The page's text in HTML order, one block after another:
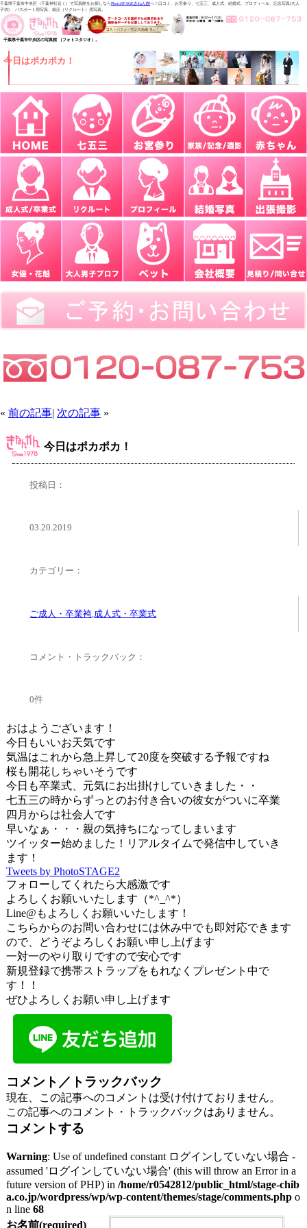
千葉県千葉市中央区（千葉神社近く）で写真館をお探しならPhotoSTAGEきねん館へ！口コミ、お宮参り、七五三、成人式、結婚式、プロフィール、記念写真(大人・
子供) 、パスポート用写真、就活（リクルート）用写真。
千葉県千葉市中央区の写真館 （フォトスタジオ）。
今日はポカポカ！
« 前の記事| 次の記事 »
今日はポカポカ！
投稿日：
03.20.2019
カテゴリー：
ご成人・卒業袴,成人式・卒業式
コメント・トラックバック：
0件
おはようございます！
今日もいいお天気です
気温はこれから急上昇して20度を突破する予報ですね
桜も開花しちゃいそうです
今日も卒業式、元気にお出掛けしていきました・・
七五三の時からずっとのお付き合いの彼女がついに卒業
四月からは社会人です
早いなぁ・・・親の気持ちになってしまいます
ツイッター始めました！リアルタイムで発信中していき
ます！
Tweets by PhotoSTAGE2
フォローしてくれたら大感激です
よろしくお願いいたします（*^_^*）
Line@もよろしくお願いいたします！
こちらからのお問い合わせには休み中でも即対応できます
ので、どうぞよろしくお願い申し上げます
一対一のやり取りですので安心です
新規登録で携帯ストラップをもれなくプレゼント中で
す！！
ぜひよろしくお願い申し上げます
コメント／トラックバック
現在、この記事へのコメントは受け付けておりません。
この記事へのコメント・トラックバックはありません。
コメントする
Warning: Use of undefined constant ログインしていない場合 -
assumed 'ログインしていない場合' (this will throw an Error in a
future version of PHP) in /home/r0542812/public_html/stage-chib
a.co.jp/wordpress/wp/wp-content/themes/stage/comments.phpo
n line 68
お名前(required)